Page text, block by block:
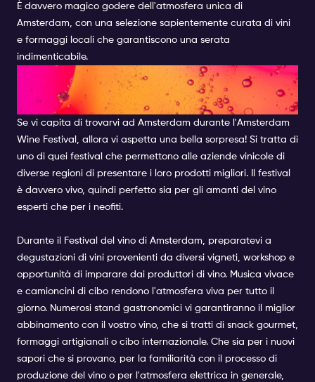
È davvero magico godere dell'atmosfera unica di
Amsterdam, con una selezione sapientemente curata di vini
e formaggi locali che garantiscono una serata
indimenticabile.
FESTIVAL DEL VINO DI
AMSTERDAM
Se vi capita di trovarvi ad Amsterdam durante l'Amsterdam
Wine Festival, allora vi aspetta una bella sorpresa! Si tratta di
uno di quei festival che permettono alle aziende vinicole di
diverse regioni di presentare i loro prodotti migliori. Il festival
è davvero vivo, quindi perfetto sia per gli amanti del vino
esperti che per i neofiti.
Durante il Festival del vino di Amsterdam, preparatevi a
degustazioni di vini provenienti da diversi vigneti, workshop e
opportunità di imparare dai produttori di vino. Musica vivace
e camioncini di cibo rendono l'atmosfera viva per tutto il
giorno. Numerosi stand gastronomici vi garantiranno il miglior
abbinamento con il vostro vino, che si tratti di snack gourmet,
formaggi artigianali o cibo internazionale. Che sia per i nuovi
sapori che si provano, per la familiarità con il processo di
produzione del vino o per l'atmosfera elettrica in generale,